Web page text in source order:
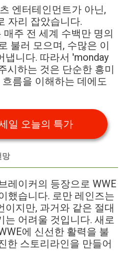
엔터테인먼트가 아닌,
자리 잡았습니다.
주 전 세계 수백만 명의
불러 모으며, 수많은 이
냅니다. 따라서 'monday
시하는 것은 단순한 흥미
름을 이해하는 데에도
일 오늘의 특가
망
레이커의 등장으로 WWE
했습니다. 로만 레인즈는
이지만, 과거와 같은 절대
는 어려울 것입니다. 새로
에 신선한 활력을 불
한 스토리라인을 만들어